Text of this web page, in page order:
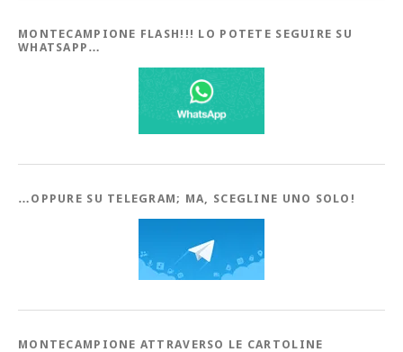
MONTECAMPIONE FLASH!!! LO POTETE SEGUIRE SU
WHATSAPP…
…OPPURE SU TELEGRAM; MA, SCEGLINE UNO SOLO!
MONTECAMPIONE ATTRAVERSO LE CARTOLINE